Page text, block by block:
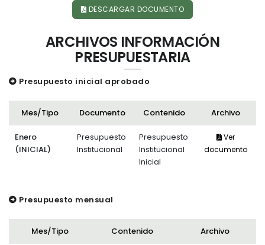
DESCARGAR DOCUMENTO
ARCHIVOS INFORMACIÓN
PRESUPUESTARIA
Presupuesto inicial aprobado
Mes/Tipo Documento Contenido Archivo
Enero
(INICIAL)
Presupuesto
Institucional
Presupuesto
Institucional
Inicial
Ver
documento
Presupuesto mensual
Mes/Tipo Contenido Archivo